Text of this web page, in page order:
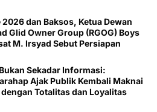
2026 dan Baksos, Ketua Dewan
Glid Owner Group (RGOG) Boys
M. Irsyad Sebut Persiapan
Sekadar Informasi:
Ajak Publik Kembali Maknai
Totalitas dan Loyalitas